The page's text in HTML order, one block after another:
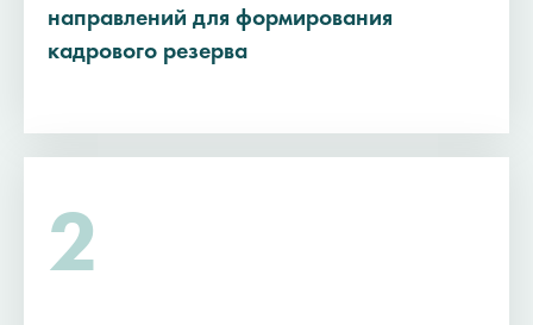
направлений для формирования
кадрового резерва
2